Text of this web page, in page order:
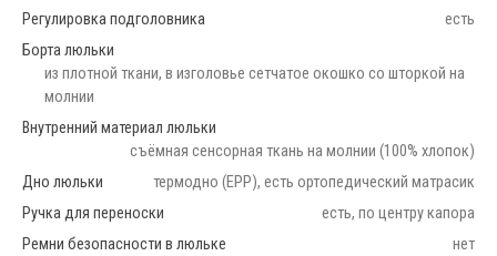
Регулировка подголовника
есть
Борта люльки
из плотной ткани, в изголовье сетчатое окошко со шторкой на
молнии
Внутренний материал люльки
съёмная сенсорная ткань на молнии (100% хлопок)
Дно люльки
термодно (EPP), есть ортопедический матрасик
Ручка для переноски
есть, по центру капора
Ремни безопасности в люльке
нет